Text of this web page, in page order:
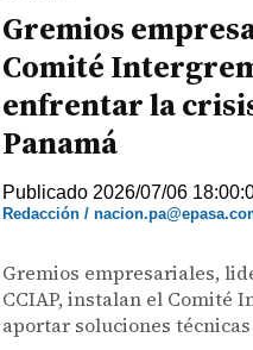
Gremios
Comité
enfrentar la
Panamá
Publicado 2026/07/06
Redacción /
Gremios empresariales,
CCIAP, instalan el Comité
aportar soluciones